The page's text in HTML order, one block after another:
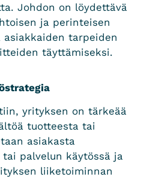
Johdon on löydettävä
ja perinteisen
asiakkaiden tarpeiden
täyttämiseksi.
yrityksen on tärkeää
tuotteesta tai
asiakasta
palvelun käytössä ja
liiketoiminnan